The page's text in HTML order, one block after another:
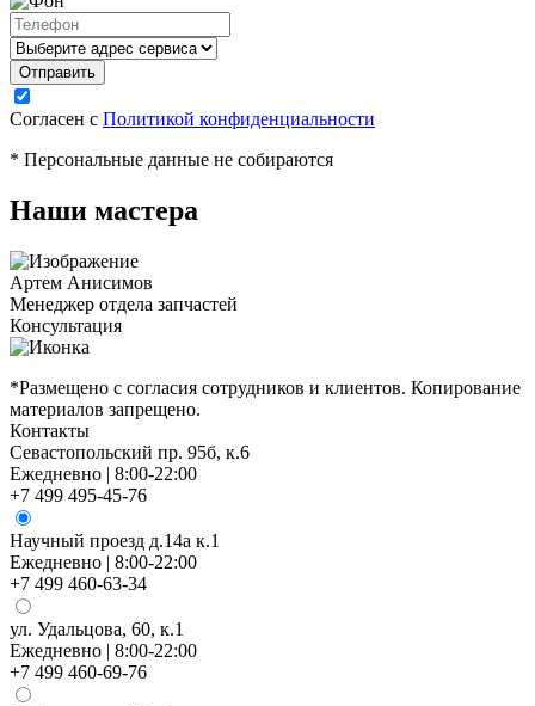
Согласен с Политикой конфиденциальности
* Персональные данные не собираются
Наши мастера
Артем Анисимов
Менеджер отдела запчастей
Консультация
*Размещено с согласия сотрудников и клиентов. Копирование
материалов запрещено.
Контакты
Севастопольский пр. 95б, к.6
Ежедневно | 8:00-22:00
+7 499 495-45-76
Научный проезд д.14а к.1
Ежедневно | 8:00-22:00
+7 499 460-63-34
ул. Удальцова, 60, к.1
Ежедневно | 8:00-22:00
+7 499 460-69-76